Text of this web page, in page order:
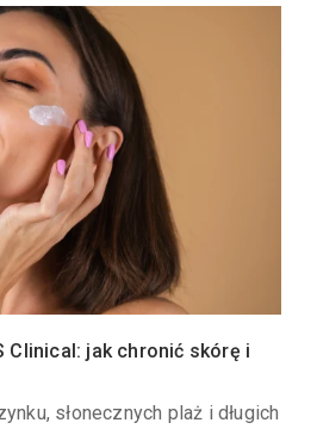
Clinical: jak chronić skórę i
słonecznych plaż i długich